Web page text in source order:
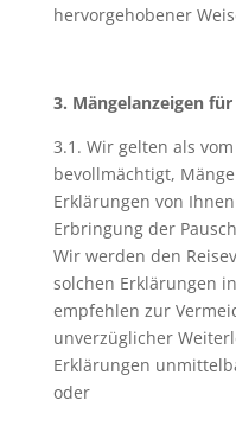
hervorgehobener
3. Mängelanzeigen
3.1. Wir gelten als
bevollmächtigt,
Erklärungen von
Erbringung der
Wir werden den
solchen Erklärungen
empfehlen zur
unverzüglicher
Erklärungen
oder